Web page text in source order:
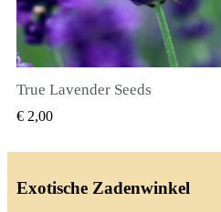
True Lavender Seeds
€ 2,00
Exotische Zadenwinkel